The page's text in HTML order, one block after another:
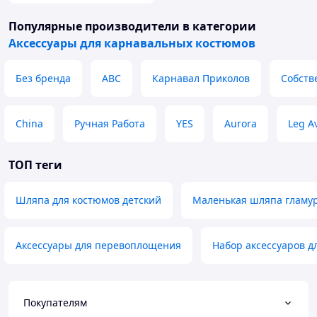
Популярные производители в категории
Аксессуары для карнавальных костюмов
Без бренда ABC Карнавал Приколов
China Ручная Работа YES Aurora Leg
ТОП теги
Шляпа для костюмов детский Маленькая шляпа
Аксессуары для перевоплощения Набор аксессуаров
Покупателям